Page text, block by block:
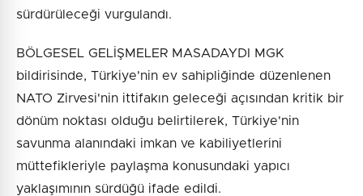
sürdürüleceği vurgulandı.
BÖLGESEL GELİŞMELER MASADAYDI MGK
bildirisinde, Türkiye'nin ev sahipliğinde düzenlenen
NATO Zirvesi'nin ittifakın geleceği açısından kritik bir
dönüm noktası olduğu belirtilerek, Türkiye'nin
savunma alanındaki imkan ve kabiliyetlerini
müttefikleriyle paylaşma konusundaki yapıcı
yaklaşımının sürdüğü ifade edildi.